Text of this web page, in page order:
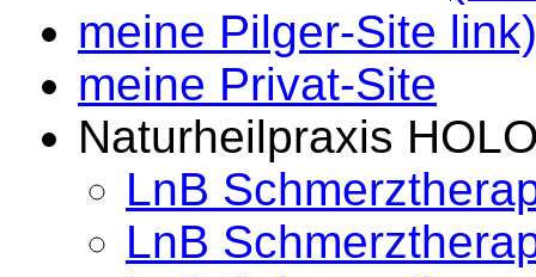
meine Pilger-Site
meine Privat-Site
Naturheilpraxis
LnB
LnB